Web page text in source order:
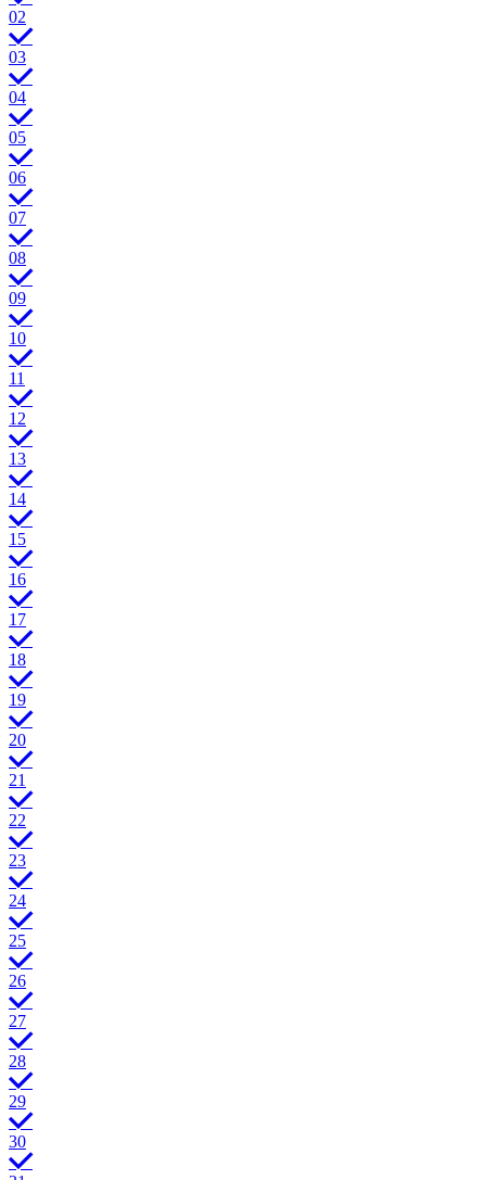
02
03
04
05
06
07
08
09
10
11
12
13
14
15
16
17
18
19
20
21
22
23
24
25
26
27
28
29
30